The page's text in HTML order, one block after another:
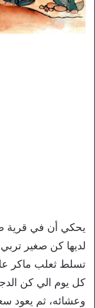
يحكي أن في قرية
لديها كن صغير
تسلط ثعلب ماكر
كل يوم الي كن
وعشائه، ثم يعود